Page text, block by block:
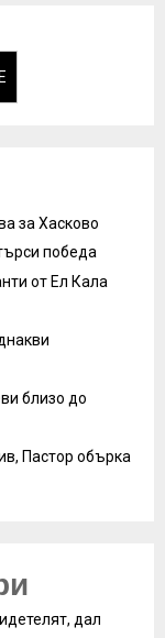
за Хасково
победа
от Ел Кала
близо до
Пастор обърка
дал